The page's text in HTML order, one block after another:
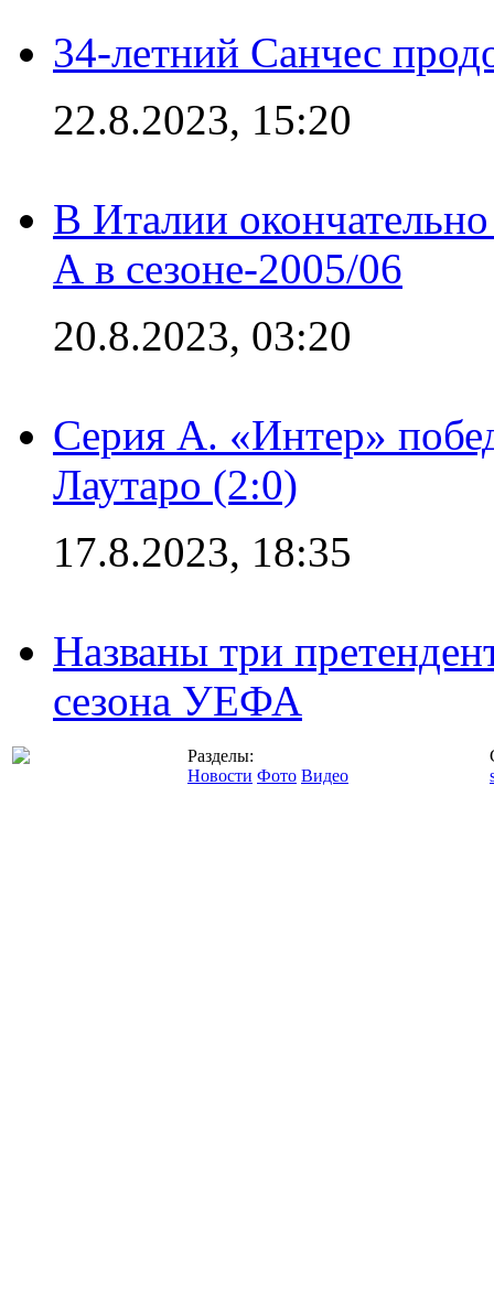
34-летний Санчес
22.8.2023, 15:20
В Италии
А в сезоне-2005/06
20.8.2023, 03:20
Серия А. «Интер»
Лаутаро (2:0)
17.8.2023, 18:35
Названы три
сезона УЕФА
Разделы:
Новости Фото Видео